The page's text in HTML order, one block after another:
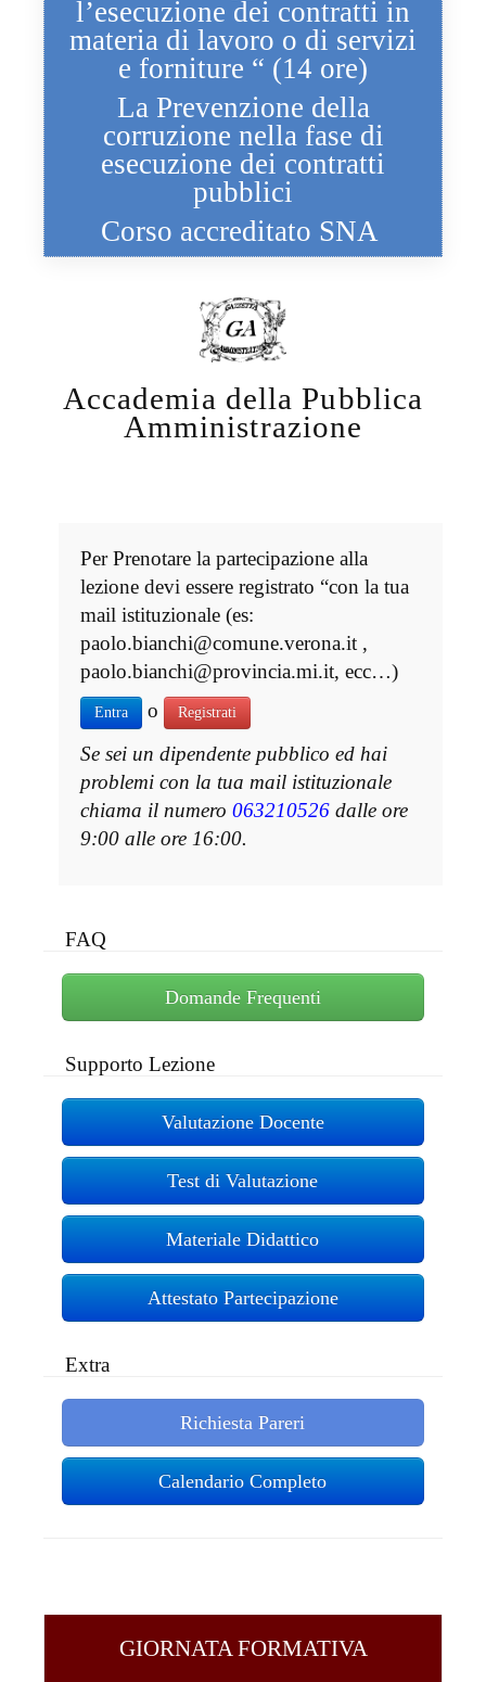
l’esecuzione dei contratti in
materia di lavoro o di servizi
e forniture “ (14 ore)
La Prevenzione della
corruzione nella fase di
esecuzione dei contratti
pubblici
Corso accreditato SNA
Accademia della Pubblica
Amministrazione
Per Prenotare la partecipazione alla
lezione devi essere registrato “con la tua
mail istituzionale (es:
paolo.bianchi@comune.verona.it ,
paolo.bianchi@provincia.mi.it, ecc…)
Entra o Registrati
Se sei un dipendente pubblico ed hai
problemi con la tua mail istituzionale
chiama il numero 063210526 dalle ore
9:00 alle ore 16:00.
FAQ
Domande Frequenti
Supporto Lezione
Valutazione Docente
Test di Valutazione
Materiale Didattico
Attestato Partecipazione
Extra
Richiesta Pareri
Calendario Completo
GIORNATA FORMATIVA